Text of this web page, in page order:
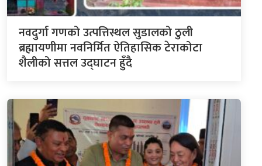
नवदुर्गा गणको उत्पत्तिस्थल सुडालको ठुली
ब्रह्मायणीमा नवनिर्मित ऐतिहासिक टेराकोटा
शैलीको सत्तल उद्घाटन हुँदै